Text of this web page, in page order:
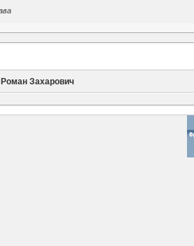
Захарович